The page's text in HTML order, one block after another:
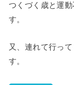
つくづく歳と運
す。
又、連れて行っ
す。